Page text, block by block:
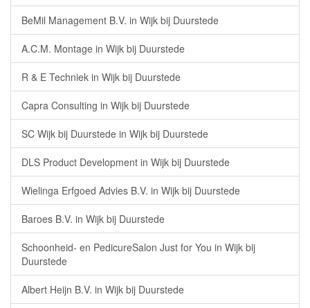
BeMil Management B.V. in Wijk bij Duurstede
A.C.M. Montage in Wijk bij Duurstede
R & E Techniek in Wijk bij Duurstede
Capra Consulting in Wijk bij Duurstede
SC Wijk bij Duurstede in Wijk bij Duurstede
DLS Product Development in Wijk bij Duurstede
Wielinga Erfgoed Advies B.V. in Wijk bij Duurstede
Baroes B.V. in Wijk bij Duurstede
Schoonheid- en PedicureSalon Just for You in Wijk bij
Duurstede
Albert Heijn B.V. in Wijk bij Duurstede